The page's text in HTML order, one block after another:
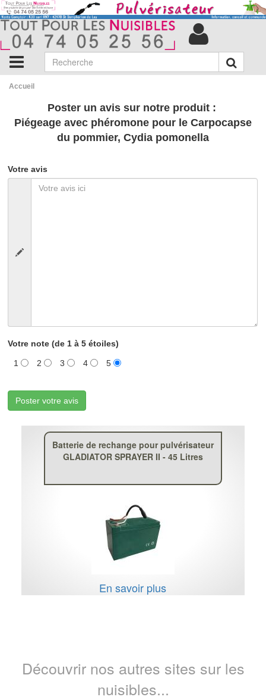
Accueil
Poster un avis sur notre produit :
Piégeage avec phéromone pour le Carpocapse
du pommier, Cydia pomonella
Votre avis
Votre note (de 1 à 5 étoiles)
1 2 3 4 5
Poster votre avis
Batterie de rechange pour pulvérisateur
GLADIATOR SPRAYER II - 45 Litres
En savoir plus
Découvrir nos autres sites sur les
nuisibles...